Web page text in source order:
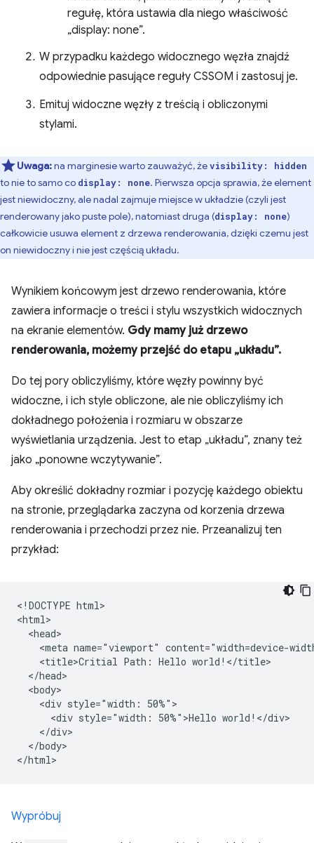
regułę, która ustawia dla niego właściwość
„display: none”.
W przypadku każdego widocznego węzła znajdź
odpowiednie pasujące reguły CSSOM i zastosuj je.
Emituj widoczne węzły z treścią i obliczonymi
stylami.
Uwaga:na marginesie warto zauważyć, żevisibility: hidden
to nie to samo co display: none. Pierwsza opcja sprawia, że element
jest niewidoczny, ale nadal zajmuje miejsce w układzie (czyli jest
renderowany jako puste pole), natomiast druga (display: none)
całkowicie usuwa element z drzewa renderowania, dzięki czemu jest
on niewidoczny i nie jest częścią układu.
Wynikiem końcowym jest drzewo renderowania, które
zawiera informacje o treści i stylu wszystkich widocznych
na ekranie elementów. Gdy mamy już drzewo
renderowania, możemy przejść do etapu „układu”.
Do tej pory obliczyliśmy, które węzły powinny być
widoczne, i ich style obliczone, ale nie obliczyliśmy ich
dokładnego położenia i rozmiaru w obszarze
wyświetlania urządzenia. Jest to etap „układu”, znany też
jako „ponowne wczytywanie”.
Aby określić dokładny rozmiar i pozycję każdego obiektu
na stronie, przeglądarka zaczyna od korzenia drzewa
renderowania i przechodzi przez nie. Przeanalizuj ten
przykład:
<!DOCTYPE html>
<html>
  <head>
<meta name="viewport" content="width=device-
    <title>Critial Path: Hello world!</title>
  </head>
  <body>
    <div style="width: 50%">
      <div style="width: 50%">Hello world!</div>
    </div>
  </body>
Wypróbuj